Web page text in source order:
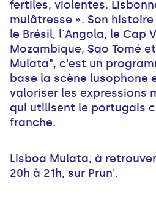
fertiles, violentes.
mulâtresse ». Son
le Brésil, l´Angola, le Cap
Mozambique, Sao Tomé
Mulata", c'est un
base la scène lusophone
valoriser les expressions
qui utilisent le portugais
franche.
Lisboa Mulata, à
20h à 21h, sur Prun'.